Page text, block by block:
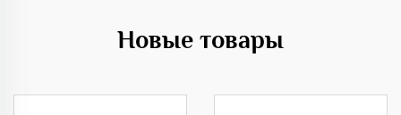
Новые товары